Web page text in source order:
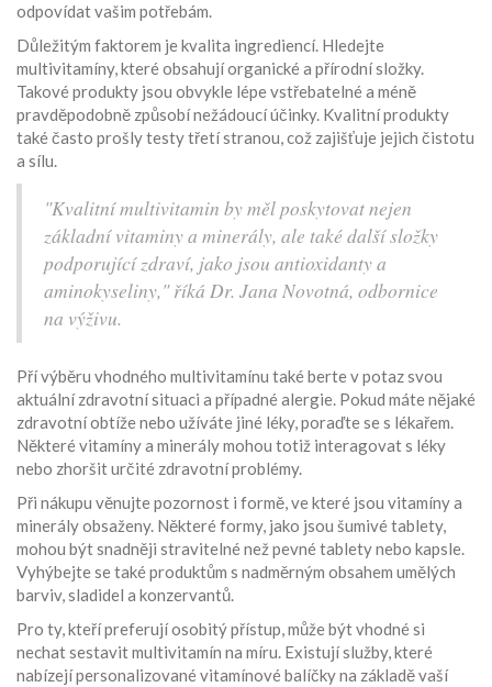
odpovídat vašim potřebám.
Důležitým faktorem je kvalita ingrediencí. Hledejte
multivitamíny, které obsahují organické a přírodní složky.
Takové produkty jsou obvykle lépe vstřebatelné a méně
pravděpodobně způsobí nežádoucí účinky. Kvalitní produkty
také často prošly testy třetí stranou, což zajišťuje jejich čistotu
a sílu.
"Kvalitní multivitamin by měl poskytovat nejen
základní vitaminy a minerály, ale také další složky
podporující zdraví, jako jsou antioxidanty a
aminokyseliny," říká Dr. Jana Novotná, odbornice
na výživu.
Pří výběru vhodného multivitamínu také berte v potaz svou
aktuální zdravotní situaci a případné alergie. Pokud máte nějaké
zdravotní obtíže nebo užíváte jiné léky, poraďte se s lékařem.
Některé vitamíny a minerály mohou totiž interagovat s léky
nebo zhoršit určité zdravotní problémy.
Při nákupu věnujte pozornost i formě, ve které jsou vitamíny a
minerály obsaženy. Některé formy, jako jsou šumivé tablety,
mohou být snadněji stravitelné než pevné tablety nebo kapsle.
Vyhýbejte se také produktům s nadměrným obsahem umělých
barviv, sladidel a konzervantů.
Pro ty, kteří preferují osobitý přístup, může být vhodné si
nechat sestavit multivitamín na míru. Existují služby, které
nabízejí personalizované vitamínové balíčky na základě vaší